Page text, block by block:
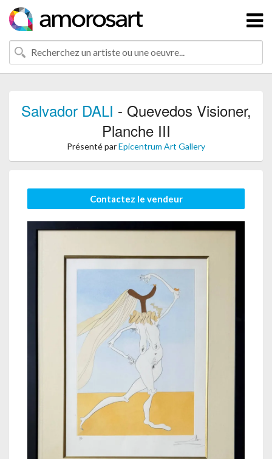
Salvador DALI - Quevedos Visioner,
Planche III
Présenté parEpicentrum Art Gallery
Contactez le vendeur